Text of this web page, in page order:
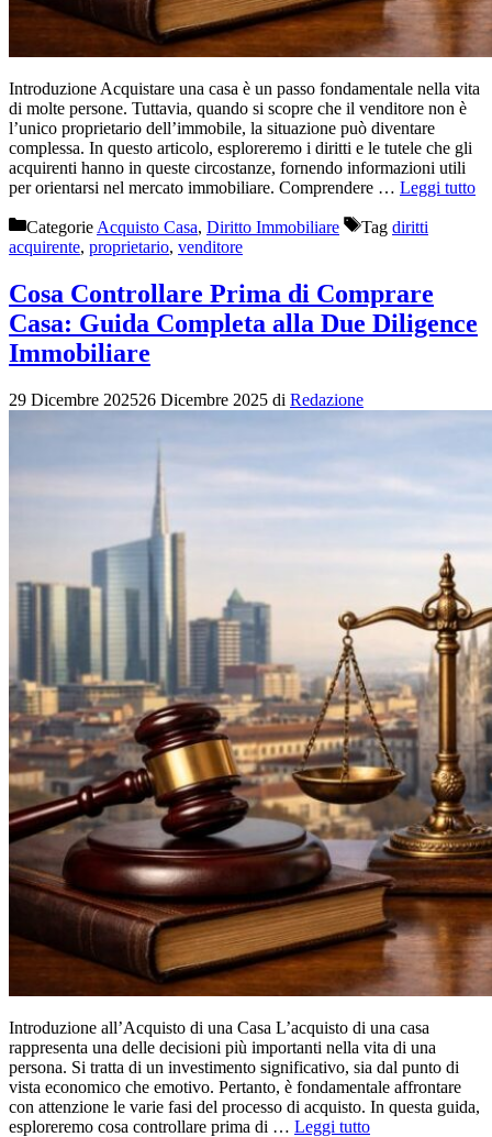
Introduzione Acquistare una casa è un passo fondamentale nella vita
di molte persone. Tuttavia, quando si scopre che il venditore non è
l’unico proprietario dell’immobile, la situazione può diventare
complessa. In questo articolo, esploreremo i diritti e le tutele che gli
acquirenti hanno in queste circostanze, fornendo informazioni utili
per orientarsi nel mercato immobiliare. Comprendere … Leggi tutto
Categorie Acquisto Casa, Diritto Immobiliare Tag diritti
acquirente, proprietario, venditore
Cosa Controllare Prima di Comprare
Casa: Guida Completa alla Due Diligence
Immobiliare
29 Dicembre 202526 Dicembre 2025 di Redazione
Introduzione all’Acquisto di una Casa L’acquisto di una casa
rappresenta una delle decisioni più importanti nella vita di una
persona. Si tratta di un investimento significativo, sia dal punto di
vista economico che emotivo. Pertanto, è fondamentale affrontare
con attenzione le varie fasi del processo di acquisto. In questa guida,
esploreremo cosa controllare prima di … Leggi tutto